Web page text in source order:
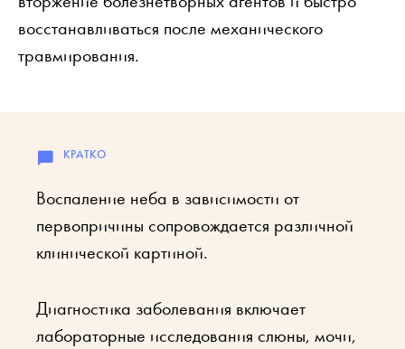
восстанавливаться после механического
травмирования.
Воспаление неба в зависимости от
первопричины сопровождается различной
клинической картиной.
Диагностика заболевания включает
лабораторные исследования слюны, мочи,